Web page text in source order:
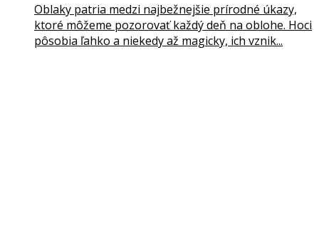
Oblaky patria medzi najbežnejšie prírodné úkazy,
ktoré môžeme pozorovať každý deň na oblohe. Hoci
pôsobia ľahko a niekedy až magicky, ich vznik...